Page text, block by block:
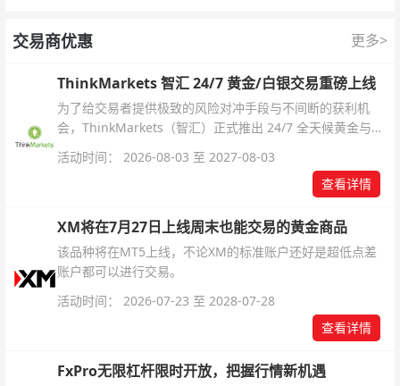
交易商优惠 更多>
ThinkMarkets 智汇 24/7 黄金/白银交易重磅上线
为了给交易者提供极致的风险对冲手段与不间断的获利机
会，ThinkMarkets（智汇）正式推出 24/7 全天候黄金与白
银交易！本文将为您详细拆解本次升级的核心交易品种、杠
杆配置、支持软件及交易细则。
活动时间： 2026-08-03 至 2027-08-03
查看详情
XM将在7月27日上线周末也能交易的黄金商品
该品种将在MT5上线，不论XM的标准账户还好是超低点差
账户都可以进行交易。
活动时间： 2026-07-23 至 2028-07-28
查看详情
FxPro无限杠杆限时开放，把握行情新机遇